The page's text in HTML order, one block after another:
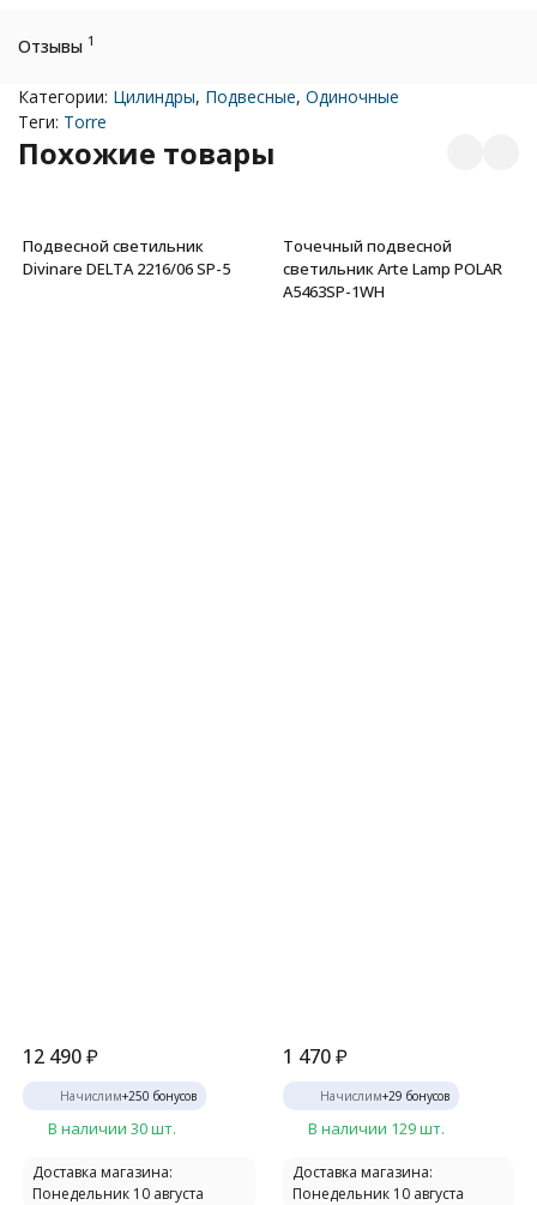
Отзывы 1
Категории: Цилиндры, Подвесные, Одиночные
Теги: Torre
Похожие товары
Подвесной светильник
Divinare DELTA 2216/06 SP-5
12 490₽
Начислим+250 бонусов
В наличии 30 шт.
Доставка магазина:
Понедельник 10 августа
Точечный подвесной
светильник Arte Lamp POLAR
A5463SP-1WH
1 470 ₽
Начислим+29 бонусов
В наличии 129 шт.
Доставка магазина:
Понедельник 10 августа